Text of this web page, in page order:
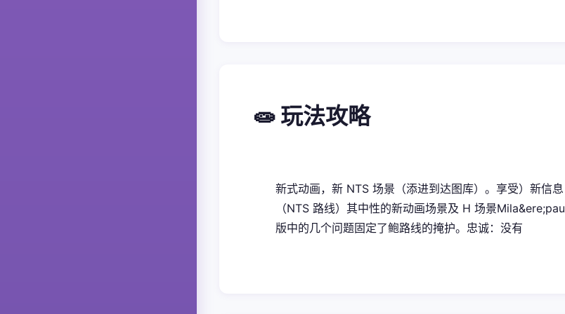
🧫 玩法攻略
新式动画，新 NTS 场景（添进到达图库）。享受）新信
（NTS 路线）其中性的新动画场景及 H 场景
版中的几个问题固定了鲍路线的掩护。忠诚：没有